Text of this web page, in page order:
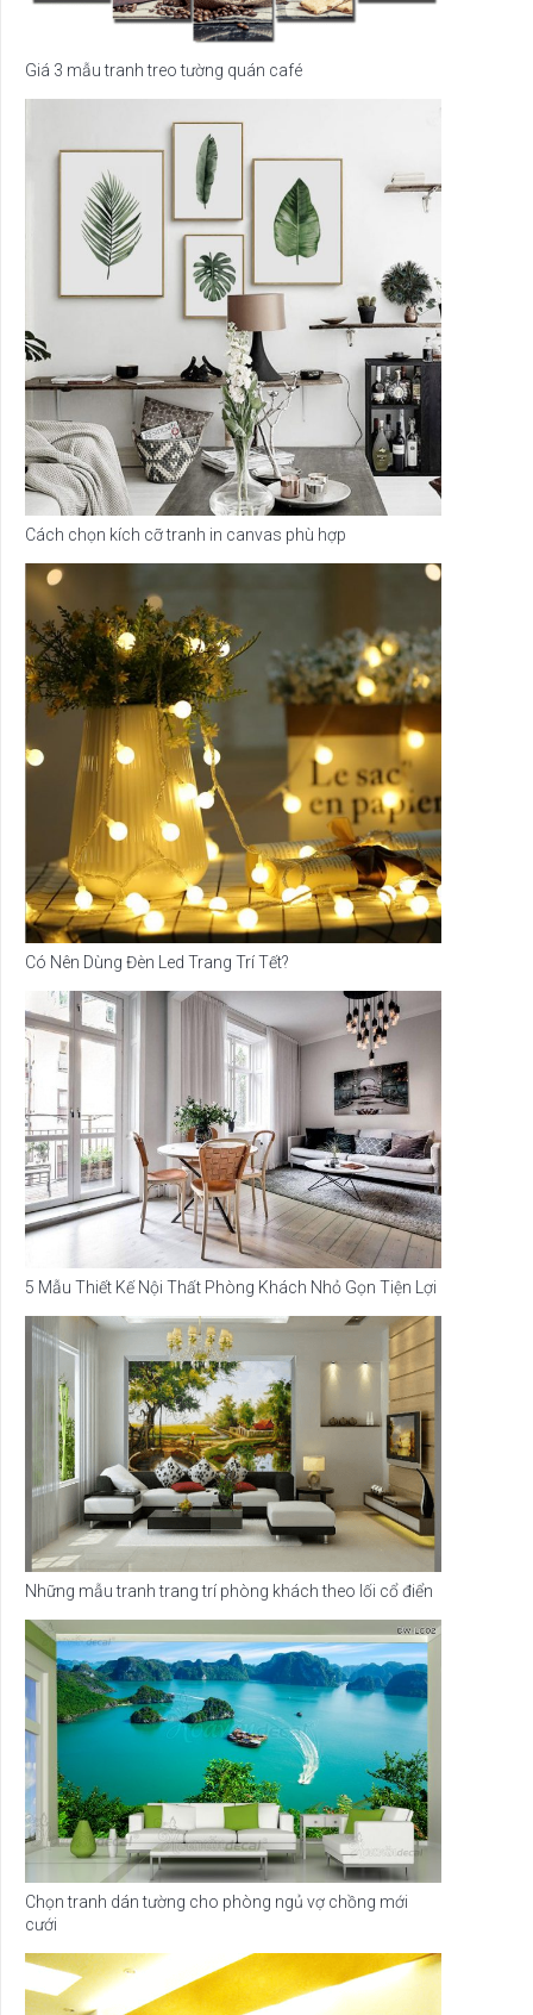
Giá 3 mẫu tranh treo tường quán café
Cách chọn kích cỡ tranh in canvas phù hợp
Có Nên Dùng Đèn Led Trang Trí Tết?
5 Mẫu Thiết Kế Nội Thất Phòng Khách Nhỏ Gọn Tiện Lợi
Những mẫu tranh trang trí phòng khách theo lối cổ điển
Chọn tranh dán tường cho phòng ngủ vợ chồng mới
cưới